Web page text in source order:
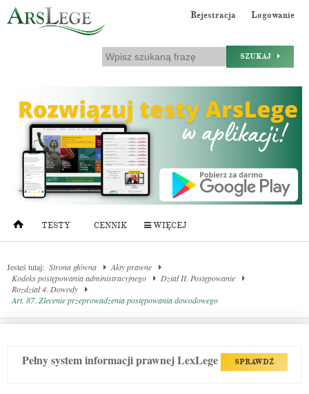
Rejestracja Logowanie
SZUKAJ
TESTY CENNIK WIĘCEJ
Jesteś tutaj: Strona główna
Akty prawne
Kodeks postępowania administracyjnego
Dział II. Postępowanie
Rozdział 4. Dowody
Art. 87. Zlecenie przeprowadzenia postępowania dowodowego
Pełny system informacji prawnej LexLege SPRAWDŹ